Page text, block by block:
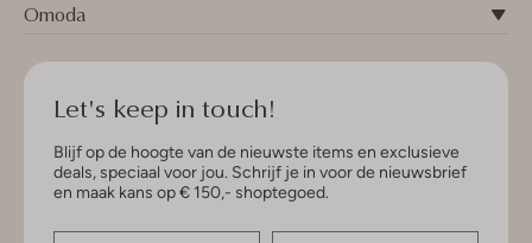
Omoda
Let's keep in touch!
Blijf op de hoogte van de nieuwste items en exclusieve
deals, speciaal voor jou. Schrijf je in voor de nieuwsbrief
en maak kans op € 150,- shoptegoed.